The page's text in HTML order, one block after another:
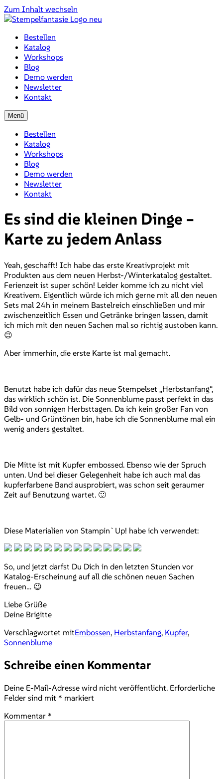
Zum Inhalt wechseln
Bestellen
Katalog
Workshops
Blog
Demo werden
Newsletter
Kontakt
Menü
Bestellen
Katalog
Workshops
Blog
Demo werden
Newsletter
Kontakt
Es sind die kleinen Dinge –
Karte zu jedem Anlass
Yeah, geschafft! Ich habe das erste Kreativprojekt mit
Produkten aus dem neuen Herbst-/Winterkatalog gestaltet.
Ferienzeit ist super schön! Leider komme ich zu nicht viel
Kreativem. Eigentlich würde ich mich gerne mit all den neuen
Sets mal 24h in meinem Bastelreich einschließen und mir
zwischenzeitlich Essen und Getränke bringen lassen, damit
ich mich mit den neuen Sachen mal so richtig austoben kann.
😉
Aber immerhin, die erste Karte ist mal gemacht.
Benutzt habe ich dafür das neue Stempelset „Herbstanfang“,
das wirklich schön ist. Die Sonnenblume passt perfekt in das
Bild von sonnigen Herbsttagen. Da ich kein großer Fan von
Gelb- und Grüntönen bin, habe ich die Sonnenblume mal ein
wenig anders gestaltet.
Die Mitte ist mit Kupfer embossed. Ebenso wie der Spruch
unten. Und bei dieser Gelegenheit habe ich auch mal das
kupferfarbene Band ausprobiert, was schon seit geraumer
Zeit auf Benutzung wartet. 🙂
Diese Materialien von Stampin`Up! habe ich verwendet:
So, und jetzt darfst Du Dich in den letzten Stunden vor
Katalog-Erscheinung auf all die schönen neuen Sachen
freuen… 😉
Liebe Grüße
Deine Brigitte
Verschlagwortet mitEmbossen, Herbstanfang, Kupfer,
Sonnenblume
Schreibe einen Kommentar
Deine E-Mail-Adresse wird nicht veröffentlicht. Erforderliche
Felder sind mit * markiert
Kommentar *